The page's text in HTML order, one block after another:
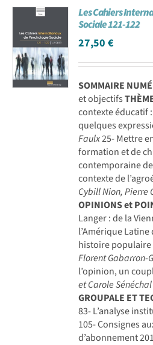
Achat en ligne
Panier WooCommerce
Les Cahiers
Sociale 121-122
27,50€
SOMMAIRE
et objectifs
contexte éducatif
quelques
Faulx25- Mettre
formation et de
contemporaine
contexte de
Cybill Nion, Pierre
OPINIONS et
Langer : de la
l’Amérique
histoire populaire
Florent Gabarron-
l’opinion, un
et Carole Sénéchal
GROUPALE ET
83- L’analyse
105- Consignes
d’abonnement